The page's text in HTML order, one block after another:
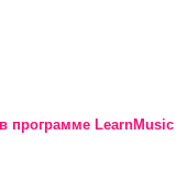
программе LearnMusic